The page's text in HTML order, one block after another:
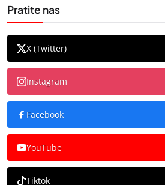
Pratite nas
X (Twitter)
Instagram
Facebook
YouTube
Tiktok